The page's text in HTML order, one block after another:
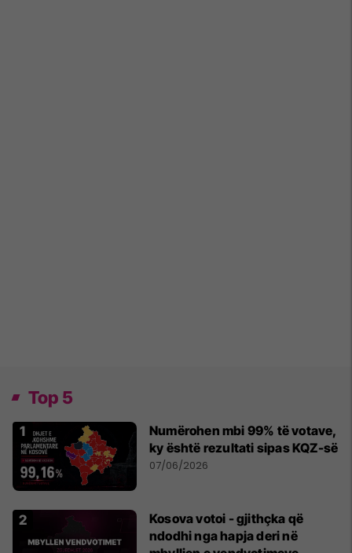
Top 5
Numërohen mbi 99% të votave,
ky është rezultati sipas KQZ-së
07/06/2026
Kosova votoi - gjithçka që
ndodhi nga hapja deri në